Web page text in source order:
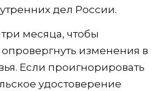
дел России.
месяца, чтобы
изменения в
Если проигнорировать
удостоверение